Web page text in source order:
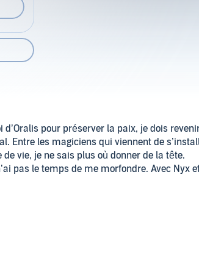
pour préserver la paix, je dois
Entre les magiciens qui viennent de
vie, je ne sais plus où donner de la tête.
pas le temps de me morfondre. Avec Nyx
retenus au nord contre leur volonté.
le sort d'un royaume en péril. Sauront-ils
?